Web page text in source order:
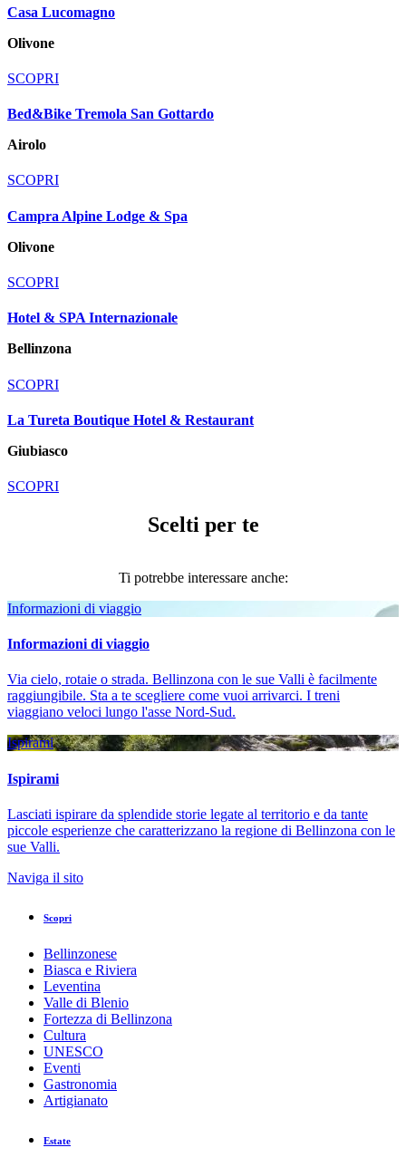
Casa Lucomagno
Olivone
SCOPRI
Bed&Bike Tremola San Gottardo
Airolo
SCOPRI
Campra Alpine Lodge & Spa
Olivone
SCOPRI
Hotel & SPA Internazionale
Bellinzona
SCOPRI
La Tureta Boutique Hotel & Restaurant
Giubiasco
SCOPRI
Scelti per te
Ti potrebbe interessare anche:
Informazioni di viaggio
Informazioni di viaggio
Via cielo, rotaie o strada. Bellinzona con le sue Valli è facilmente
raggiungibile. Sta a te scegliere come vuoi arrivarci. I treni
viaggiano veloci lungo l'asse Nord-Sud.
Ispirami
Ispirami
Lasciati ispirare da splendide storie legate al territorio e da tante
piccole esperienze che caratterizzano la regione di Bellinzona con le
sue Valli.
Naviga il sito
Scopri
Bellinzonese
Biasca e Riviera
Leventina
Valle di Blenio
Fortezza di Bellinzona
Cultura
UNESCO
Eventi
Gastronomia
Artigianato
Estate